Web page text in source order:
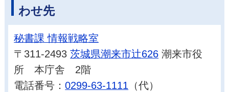
わせ先
秘書課 情報戦略室
〒311-2493茨城県潮来市辻626 潮来市役
所 本庁舎 2階
電話番号：0299-63-1111 （代）